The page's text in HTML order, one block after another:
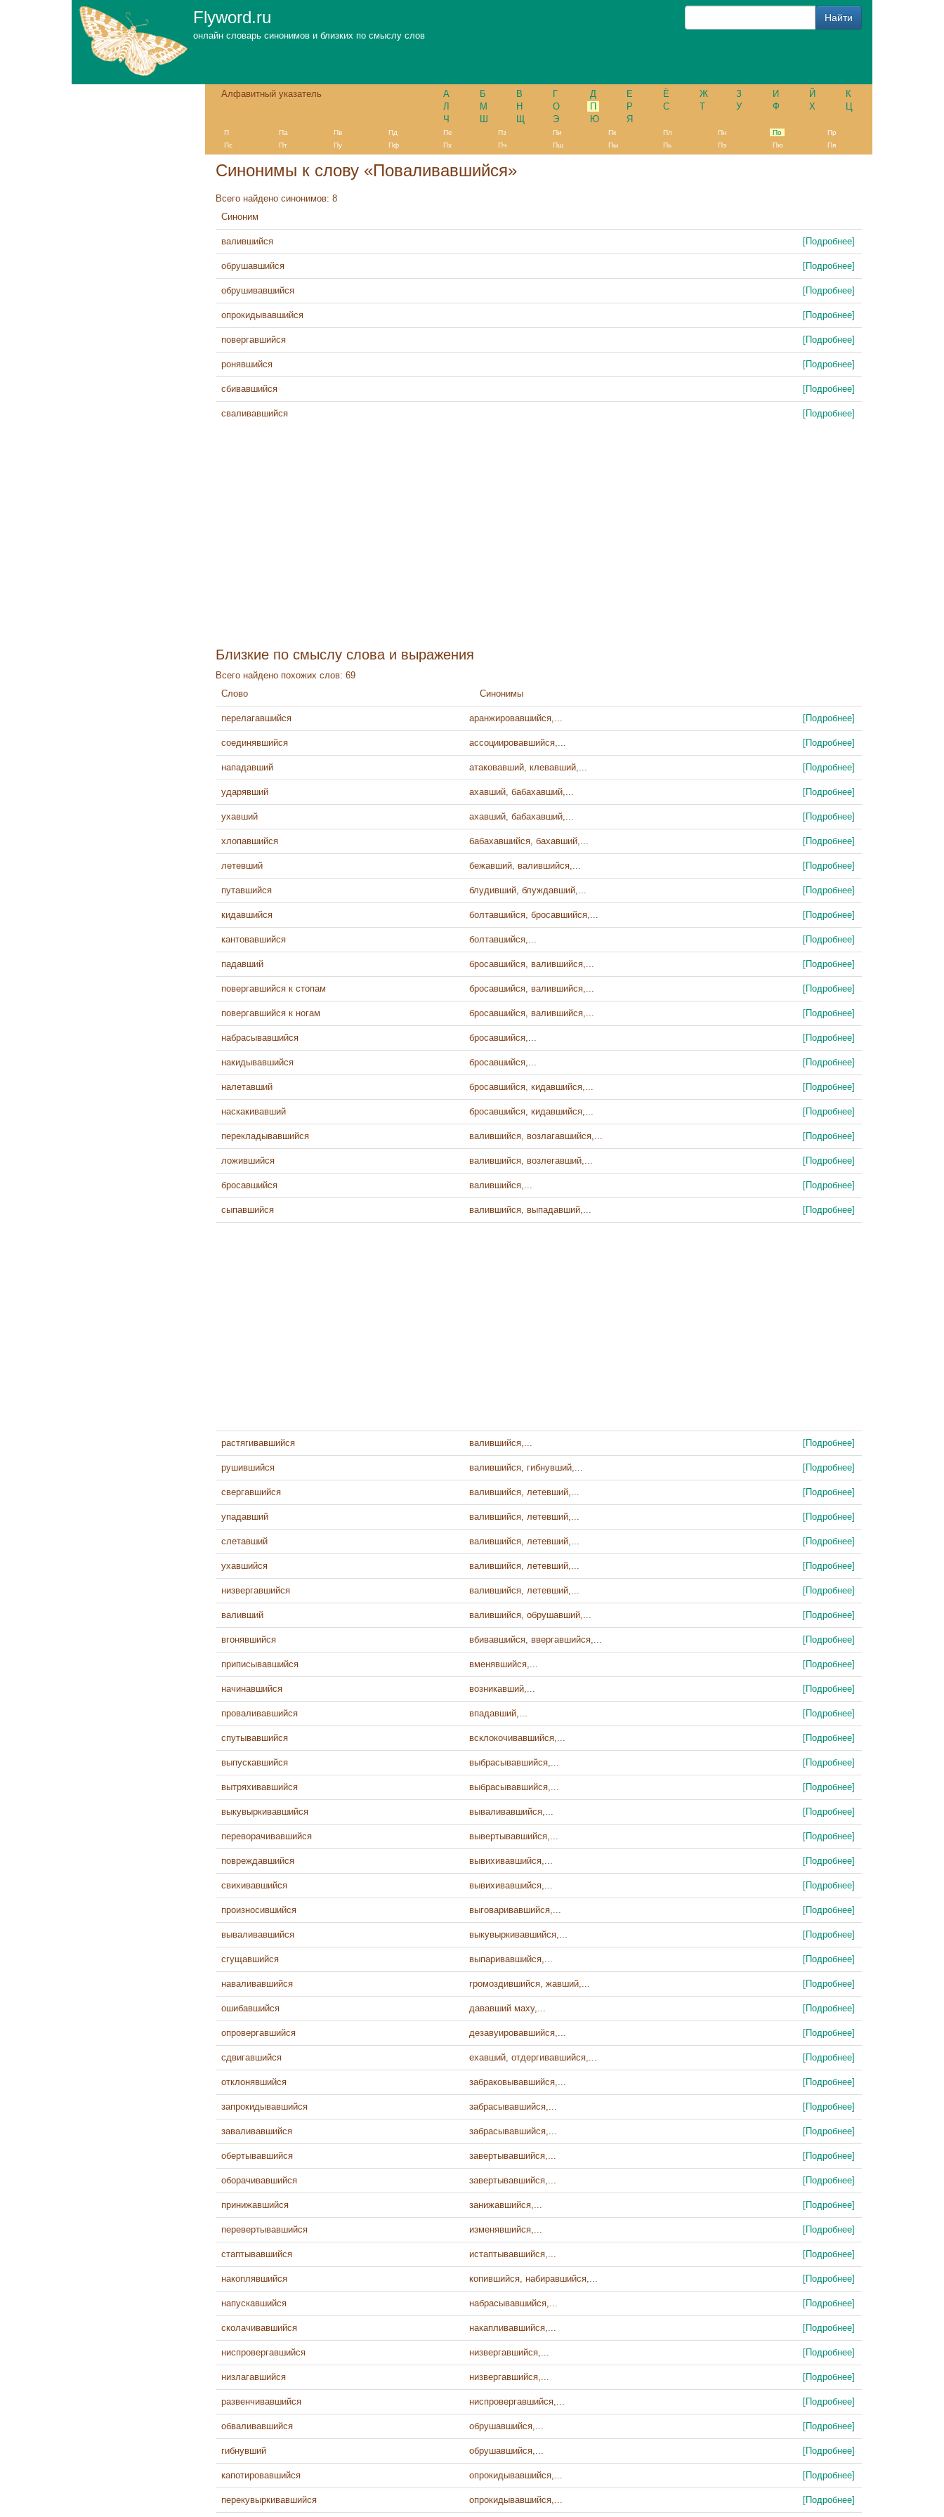
Flyword.ru
онлайн словарь синонимов и близких по смыслу слов
Алфавитный указатель А Б В Г Д Е Ё Ж З И Й
К
Л
М Н О П Р С Т У Ф Х
Ц
Ч
Ш Щ Э Ю Я
П Па Пв Пд Пе Пз Пи Пк Пл Пн По
Пр
Пс
Пт Пу Пф Пх Пч Пш Пы Пь Пэ Пю Пя
Синонимы к слову «Поваливавшийся»
Всего найдено синонимов: 8
Синоним
валившийся [Подробнее]
обрушавшийся [Подробнее]
обрушивавшийся [Подробнее]
опрокидывавшийся [Подробнее]
повергавшийся [Подробнее]
ронявшийся [Подробнее]
сбивавшийся [Подробнее]
сваливавшийся [Подробнее]
Близкие по смыслу слова и выражения
Всего найдено похожих слов: 69
Слово
Синонимы
перелагавшийся аранжировавшийся,... [Подробнее]
соединявшийся ассоциировавшийся,... [Подробнее]
нападавший атаковавший, клевавший,... [Подробнее]
ударявший ахавший, бабахавший,... [Подробнее]
ухавший ахавший, бабахавший,... [Подробнее]
хлопавшийся бабахавшийся, бахавший,... [Подробнее]
летевший бежавший, валившийся,... [Подробнее]
путавшийся блудивший, блуждавший,... [Подробнее]
кидавшийся болтавшийся, бросавшийся,... [Подробнее]
кантовавшийся болтавшийся,... [Подробнее]
падавший бросавшийся, валившийся,... [Подробнее]
повергавшийся к стопам бросавшийся, валившийся,... [Подробнее]
повергавшийся к ногам бросавшийся, валившийся,... [Подробнее]
набрасывавшийся бросавшийся,... [Подробнее]
накидывавшийся бросавшийся,... [Подробнее]
налетавший бросавшийся, кидавшийся,... [Подробнее]
наскакивавший бросавшийся, кидавшийся,... [Подробнее]
перекладывавшийся валившийся, возлагавшийся,... [Подробнее]
ложившийся валившийся, возлегавший,... [Подробнее]
бросавшийся валившийся,... [Подробнее]
сыпавшийся валившийся, выпадавший,... [Подробнее]
растягивавшийся валившийся,... [Подробнее]
рушившийся валившийся, гибнувший,... [Подробнее]
свергавшийся валившийся, летевший,... [Подробнее]
упадавший валившийся, летевший,... [Подробнее]
слетавший валившийся, летевший,... [Подробнее]
ухавшийся валившийся, летевший,... [Подробнее]
низвергавшийся валившийся, летевший,... [Подробнее]
валивший валившийся, обрушавший,... [Подробнее]
вгонявшийся вбивавшийся, ввергавшийся,... [Подробнее]
приписывавшийся вменявшийся,... [Подробнее]
начинавшийся возникавший,... [Подробнее]
проваливавшийся впадавший,... [Подробнее]
спутывавшийся всклокочивавшийся,... [Подробнее]
выпускавшийся выбрасывавшийся,... [Подробнее]
вытряхивавшийся выбрасывавшийся,... [Подробнее]
выкувыркивавшийся вываливавшийся,... [Подробнее]
переворачивавшийся вывертывавшийся,... [Подробнее]
повреждавшийся вывихивавшийся,... [Подробнее]
свихивавшийся вывихивавшийся,... [Подробнее]
произносившийся выговаривавшийся,... [Подробнее]
вываливавшийся выкувыркивавшийся,... [Подробнее]
сгущавшийся выпаривавшийся,... [Подробнее]
наваливавшийся громоздившийся, жавший,... [Подробнее]
ошибавшийся дававший маху,... [Подробнее]
опровергавшийся дезавуировавшийся,... [Подробнее]
сдвигавшийся ехавший, отдергивавшийся,... [Подробнее]
отклонявшийся забраковывавшийся,... [Подробнее]
запрокидывавшийся забрасывавшийся,... [Подробнее]
заваливавшийся забрасывавшийся,... [Подробнее]
обертывавшийся завертывавшийся,... [Подробнее]
оборачивавшийся завертывавшийся,... [Подробнее]
принижавшийся занижавшийся,... [Подробнее]
перевертывавшийся изменявшийся,... [Подробнее]
стаптывавшийся истаптывавшийся,... [Подробнее]
накоплявшийся копившийся, набиравшийся,... [Подробнее]
напускавшийся набрасывавшийся,... [Подробнее]
сколачивавшийся накапливавшийся,... [Подробнее]
ниспровергавшийся низвергавшийся,... [Подробнее]
низлагавшийся низвергавшийся,... [Подробнее]
развенчивавшийся ниспровергавшийся,... [Подробнее]
обваливавшийся обрушавшийся,... [Подробнее]
гибнувший обрушавшийся,... [Подробнее]
капотировавшийся опрокидывавшийся,... [Подробнее]
перекувыркивавшийся опрокидывавшийся,... [Подробнее]